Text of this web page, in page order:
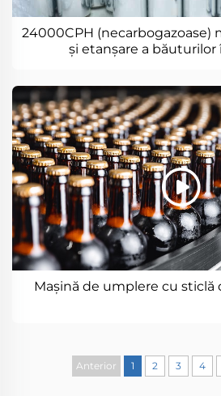
24000CPH (necarbogazoase)
și etanșare a băuturilor
Mașină de umplere cu sticlă
Anterior 1 2 3 4